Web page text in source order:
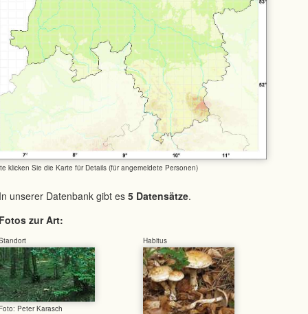
klicken Sie die Karte für Details (für angemeldete Personen)
unserer Datenbank gibt es 5 Datensätze.
zur Art:
Peter Karasch
Habitus